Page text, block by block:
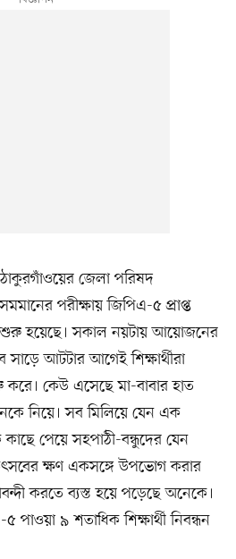
জেলা পরিষদ
পরীক্ষায় জিপিএ-৫ প্রাপ্ত
শুরু হয়েছে। সকাল নয়টায় আয়োজনের
আটটার আগেই শিক্ষার্থীরা
কেউ এসেছে মা-বাবার হাত
নিয়ে। সব মিলিয়ে যেন এক
পেয়ে সহপাঠী-বন্ধুদের যেন
ক্ষণ একসঙ্গে উপভোগ করার
করতে ব্যস্ত হয়ে পড়েছে অনেকে।
৯ শতাধিক শিক্ষার্থী নিবন্ধন